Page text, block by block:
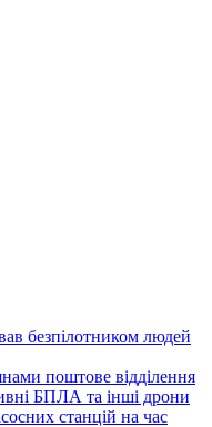
безпілотником людей
поштове відділення
БПЛА та інші дрони
станцій на час